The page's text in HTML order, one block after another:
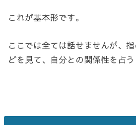
これが基本形です。
ここでは全ては話せませんが、
どを見て、自分との関係性を占う